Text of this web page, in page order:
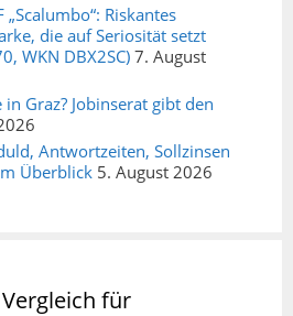
„Scalumbo“: Riskantes
die auf Seriosität setzt
WKN DBX2SC) 7. August
in Graz? Jobinserat gibt den
Antwortzeiten, Sollzinsen
Überblick 5. August 2026
für